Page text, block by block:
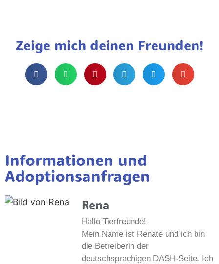
Zeige mich deinen Freunden!
Informationen und
Adoptionsanfragen
Rena
Hallo Tierfreunde!
Mein Name ist Renate und ich bin
die Betreiberin der
deutschsprachigen DASH-Seite. Ich